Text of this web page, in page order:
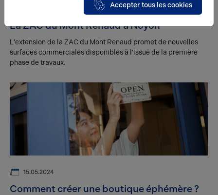
La ZAC du Mont Renaud à Noyon
L'extension de la ZAC du Mont Renaud promet de nouvelles
surfaces commerciales disponibles à l'issue de la première
phase de travaux.
15.05.2024
Comment créer une boutique éphémère ?
Accepter tous les cookies